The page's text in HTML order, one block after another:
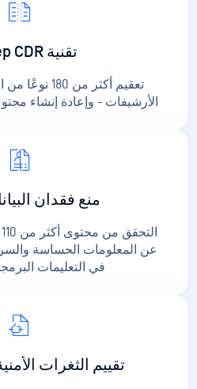
تقنية Deep CDR™
تعقيم أكثر
الأرشيفات - وإعادة إنشاء
منع فقدان
عن المعلومات الحساسة
في التعليمات
تقييم الثغرات